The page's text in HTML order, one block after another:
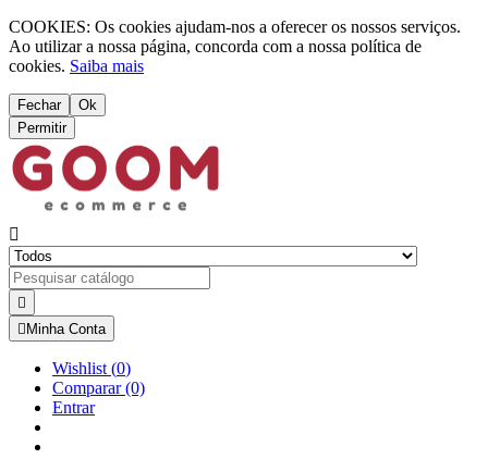
COOKIES: Os cookies ajudam-nos a oferecer os nossos serviços.
Ao utilizar a nossa página, concorda com a nossa política de
cookies. Saiba mais
Fechar
Ok
Permitir


 Minha Conta
Wishlist (0)
Comparar(0)
Entrar